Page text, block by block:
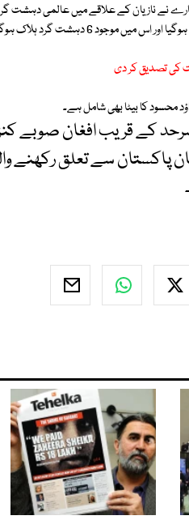
نے نازیان کے علاقے میں عالمی دہشت
6 دہشت گرد ہلاک ہوگئے۔
کی تصدیق کر دی
محسود کا بیٹا بھی شامل ہے۔
پاک افغان سرحد کے قریب افغان